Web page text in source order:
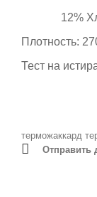
12%
Плотность:
Тест на
терможаккард
Отправить